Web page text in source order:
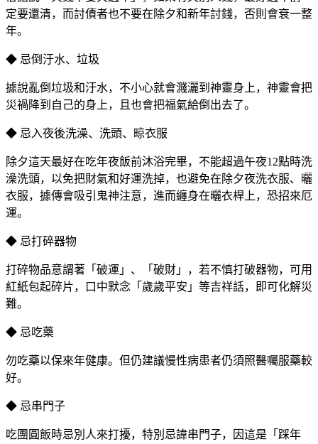
定要還清，而討債者也不要在除夕和新年討錢，否則會衰一整
年。
◆ 忌倒汙水、垃圾
據說亂倒垃圾和汙水，不小心就會濺灑到神靈身上，神靈會把
災禍降到自己的身上，且也會把福氣給倒出去了。
◆ 忌入夜後洗澡、洗頭、晾衣服
除夕這天最好在吃年夜飯前沐浴完畢，不能超過午夜12點時洗
澡洗頭，以免把財氣和好運洗掉，也避免在除夕夜洗衣服、曬
衣服，據傳會吸引鬼神注意，進而纏身在曬衣桿上，恐招來厄
運。
◆ 忌打碎器物
打碎物品意謂著「破運」、「破財」，若不慎打破器物，可用
紅紙包起碎片，口中默念「歲歲平安」等吉祥話，即可化解災
難。
◆ 忌吃藥
勿吃藥以保來年健康。但仍建議慢性病患者仍須照醫囑服藥較
好。
◆ 忌串門子
吃團圓飯時忌別人來打擾，特別忌諱串門子，因這是「踩年